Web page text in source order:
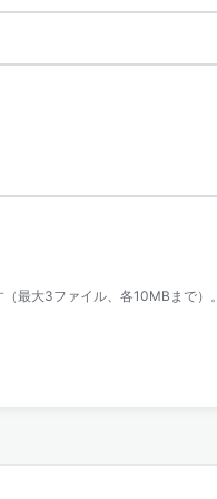
最大3ファイル、各10MBまで）。